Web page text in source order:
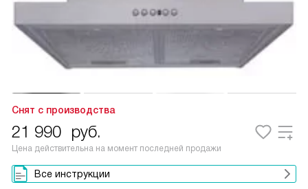
Снят с производства
21 990 руб.
Цена действительна на момент последней продажи
Все инструкции